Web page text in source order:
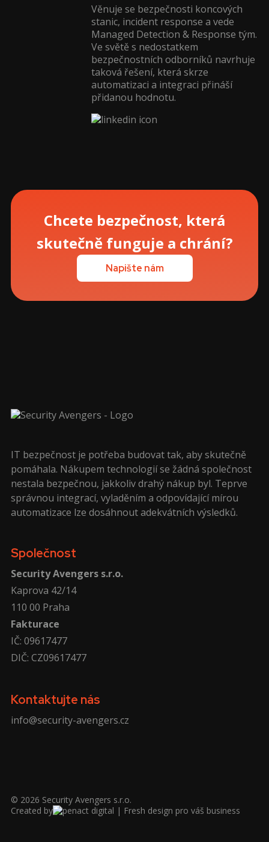
Věnuje se bezpečnosti koncových
stanic, incident response a vede
Managed Detection & Response tým.
Ve světě s nedostatkem
bezpečnostních odborníků navrhuje
taková řešení, která skrze
automatizaci a integraci přináší
přidanou hodnotu.
Chcete bezpečnost, která
skutečně funguje a chrání?
Napište nám
IT bezpečnost je potřeba budovat tak, aby skutečně
pomáhala. Nákupem technologií se žádná společnost
nestala bezpečnou, jakkoliv drahý nákup byl. Teprve
správnou integrací, vyladěním a odpovídající mírou
automatizace lze dosáhnout adekvátních výsledků.
Společnost
Security Avengers s.r.o.
Kaprova 42/14
110 00 Praha
Fakturace
IČ: 09617477
DIČ: CZ09617477
Kontaktujte nás
info@security-avengers.cz
© 2026 Security Avengers s.r.o.
Created by